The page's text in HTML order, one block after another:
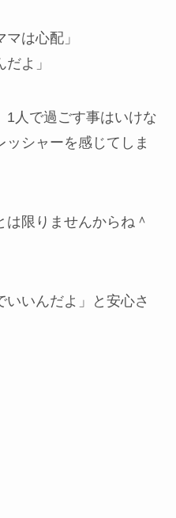
は心配」
よ」
1人で過ごす事はいけな
シャーを感じてしま
限りませんからね＾
いいんだよ」と安心さ